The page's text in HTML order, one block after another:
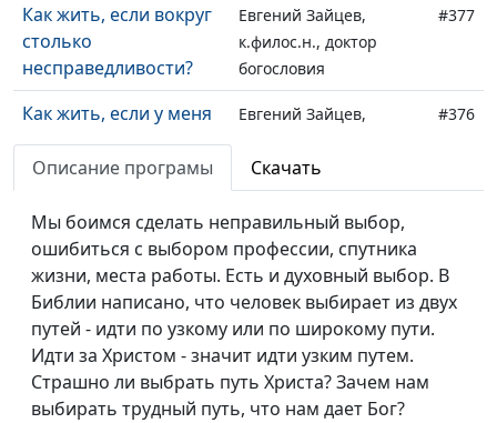
Как жить, если вокруг
столько
несправедливости?
Евгений Зайцев,
к.филос.н., доктор
богословия
#377
Как жить, если у меня
неизлечимая
болезнь?
Евгений Зайцев,
богословия
#376
Как жить, если давит
чувство вины?
Евгений Зайцев,
к.филос.н., доктор
богословия
Как жить, если меня
тревожит будущее?
Евгений Зайцев,
к.филос.н., доктор
богословия
#374
Как жить, если моя
Евгений Зайцев,
Описание програмы Скачать
Мы боимся сделать неправильный выбор,
ошибиться с выбором профессии, спутника
жизни, места работы. Есть и духовный выбор. В
Библии написано, что человек выбирает из двух
путей - идти по узкому или по широкому пути.
Идти за Христом - значит идти узким путем.
Страшно ли выбрать путь Христа? Зачем нам
выбирать трудный путь, что нам дает Бог?